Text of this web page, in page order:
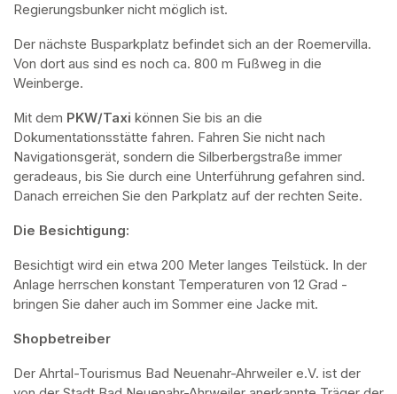
Regierungsbunker nicht möglich ist.
Der nächste Busparkplatz befindet sich an der Roemervilla.
Von dort aus sind es noch ca. 800 m Fußweg in die
Weinberge.
Mit dem PKW/Taxi können Sie bis an die
Dokumentationsstätte fahren. Fahren Sie nicht nach
Navigationsgerät, sondern die Silberbergstraße immer
geradeaus, bis Sie durch eine Unterführung gefahren sind.
Danach erreichen Sie den Parkplatz auf der rechten Seite.
Die Besichtigung:
Besichtigt wird ein etwa 200 Meter langes Teilstück. In der
Anlage herrschen konstant Temperaturen von 12 Grad -
bringen Sie daher auch im Sommer eine Jacke mit.
Shopbetreiber
Der Ahrtal-Tourismus Bad Neuenahr-Ahrweiler e.V. ist der